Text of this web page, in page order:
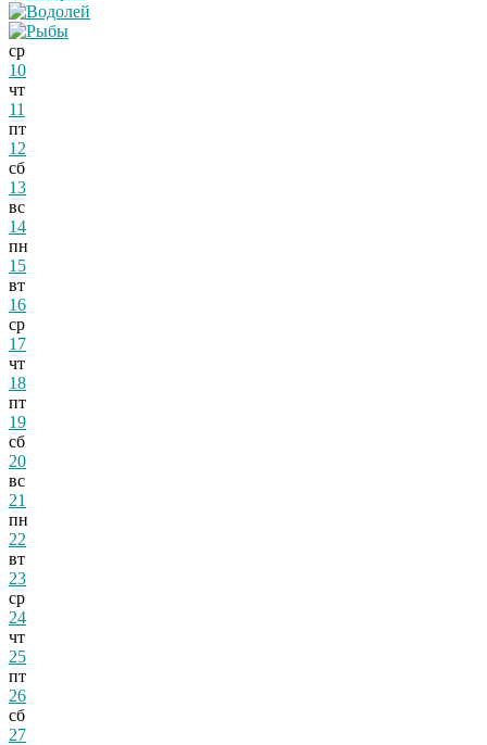
ср
10
чт
11
пт
12
сб
13
вс
14
пн
15
вт
16
ср
17
чт
18
пт
19
сб
20
вс
21
пн
22
вт
23
ср
24
чт
25
пт
26
сб
27